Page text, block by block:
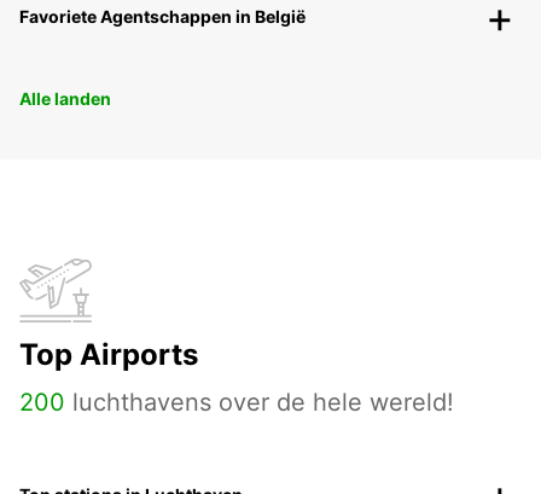
Favoriete Agentschappen in België
Alle landen
Top Airports
200 luchthavens over de hele wereld!